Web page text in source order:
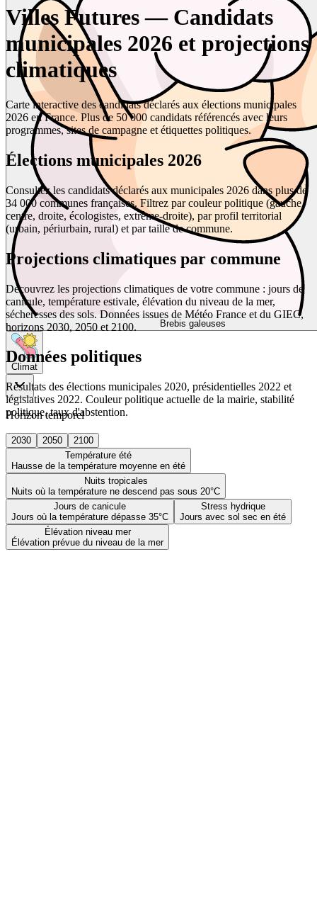
Brebis galeuses
Climat
Horizon temporel
2030 2050
2100
Température été
Hausse de la température moyenne en été
Nuits tropicales
Nuits où la température ne descend pas sous 20°C
Jours de canicule
Jours où la température dépasse 35°C
Stress hydrique
Jours avec sol sec en été
Élévation niveau mer
Élévation prévue du niveau de la mer
Villes Futures — Candidats
municipales 2026 et projections
climatiques
Carte interactive des candidats déclarés aux élections municipales
2026 en France. Plus de 50 000 candidats référencés avec leurs
programmes, sites de campagne et étiquettes politiques.
Élections municipales 2026
Consultez les candidats déclarés aux municipales 2026 dans plus de
34 000 communes françaises. Filtrez par couleur politique (gauche,
centre, droite, écologistes, extrême-droite), par profil territorial
(urbain, périurbain, rural) et par taille de commune.
Projections climatiques par commune
Découvrez les projections climatiques de votre commune : jours de
canicule, température estivale, élévation du niveau de la mer,
sécheresses des sols. Données issues de Météo France et du GIEC,
horizons 2030, 2050 et 2100.
Données politiques
Résultats des élections municipales 2020, présidentielles 2022 et
législatives 2022. Couleur politique actuelle de la mairie, stabilité
politique, taux d'abstention.